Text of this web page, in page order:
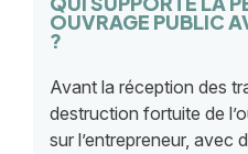
OUVRAGE PUBLIC
?
Avant la réception des
destruction fortuite de
sur l’entrepreneur, avec